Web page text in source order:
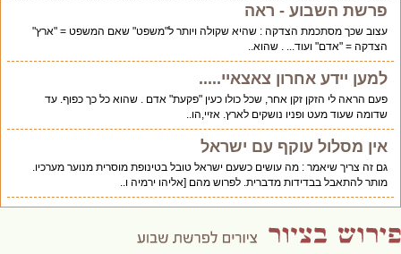
פרשת השבוע - ראה
עצוב שכך מסתכמת הצדקה : שהיא שקולה ויותר ל"משפט" שאם המשפט = "ארץ"
הצדקה = "אדם" ועוד... . שהוא..
למען יידע אחרון צאצאיי.....
פעם הראה לי הזקן זקן אחר, שכל כולו כעין "פקעת" אדם . שהוא כל כך כפוף. עד
שדומה שעוד מעט ופניו נושקים לארץ. אזיי,הו..
אין מסלול עוקף עם ישראל
גם זה צריך שיאמר : מה עושים כשעם ישראל טובל בטינופת מוסרית מנוער מערכיו.
מותר להתאבל בבדידות מדברית. לפרוש מהם [אליהו ירמיה ו..